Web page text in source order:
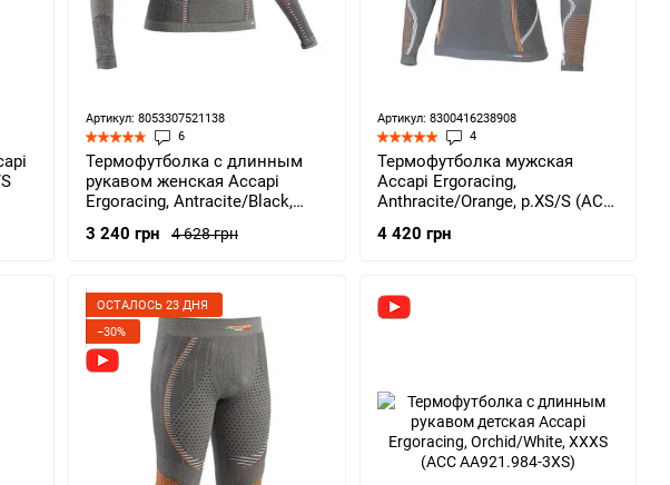
Артикул: 8053307521138
6
Термофутболка с длинным
рукавом женская Accapi
Ergoracing, Antracite/Black,
4 628 грн
3 240 грн
Артикул: 8300416238908
4
Термофутболка мужская
Accapi Ergoracing,
Anthracite/Orange, р.XS/S (ACC
4 420 грн
ОСТАЛОСЬ 23 ДНЯ
−30%